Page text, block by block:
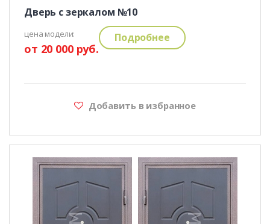
Дверь с зеркалом №10
цена модели:
от 20 000 руб.
Подробнее
Добавить в избранное